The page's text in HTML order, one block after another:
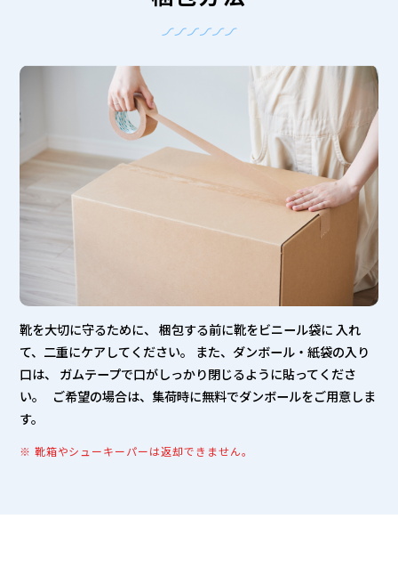
靴を大切に守るために、 梱包する前に靴をビニール袋に 入れ
て、二重にケアしてください。 また、ダンボール・紙袋の入り
口は、 ガムテープで口がしっかり閉じるように貼ってくださ
い。 ご希望の場合は、集荷時に無料でダンボールをご用意しま
す。
※ 靴箱やシューキーパーは返却できません。